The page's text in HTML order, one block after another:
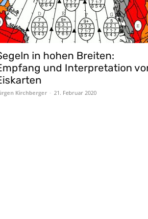
in hohen Breiten:
und Interpretation
Kirchberger - 21. Februar 2020